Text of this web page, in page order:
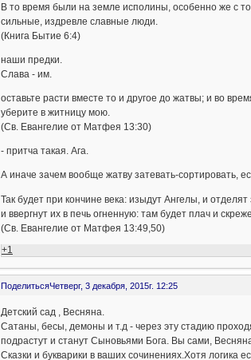
В то время были на земле исполины, особенно же с
сильные, издревле славные люди.
(Книга Бытие 6:4)
наши предки.
Слава - им.
оставьте расти вместе то и другое до жатвы; и во
уберите в житницу мою.
(Св. Евангелие от Матфея 13:30)
- притча такая. Ага.
А иначе зачем вообще жатву затевать-сортировать,
Так будет при кончине века: изыдут Ангелы, и
и ввергнут их в печь огненную: там будет плач и
(Св. Евангелие от Матфея 13:49,50)
+1
ПоделитьсяЧетверг, 3 декабря, 2015г. 12:25
Детский сад , Весняна.
Сатаны, бесы, демоны и т.д - через эту стадию
подрастут и станут Сыновьями Бога. Вы сами,
Сказки и букварики в ваших сочинениях.Хотя логика